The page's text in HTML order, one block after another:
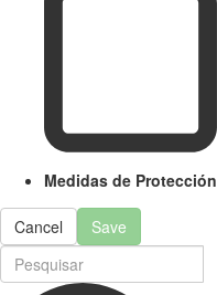
Medidas de Protección
Cancel Save